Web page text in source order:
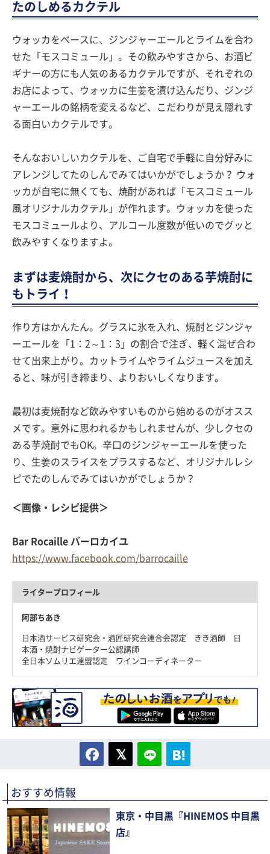
たのしめるカクテル
ウォッカをベースに、ジンジャーエールとライムを合わ
せた「モスコミュール」。その飲みやすさから、お酒ビ
ギナーの方にも人気のあるカクテルですが、それぞれの
お店によって、ウォッカに生姜を漬け込んだり、ジンジ
ャーエールの銘柄を変えるなど、こだわりが見え隠れす
る面白いカクテルです。
そんなおいしいカクテルを、ご自宅で手軽に自分好みに
アレンジしてたのしんでみてはいかがでしょうか？ ウォ
ッカが自宅に無くても、焼酎があれば「モスコミュール
風オリジナルカクテル」が作れます。ウォッカを使った
モスコミュールより、アルコール度数が低いのでグッと
飲みやすくなりますよ。
まずは麦焼酎から、次にクセのある芋焼酎に
もトライ！
作り方はかんたん。グラスに氷を入れ、焼酎とジンジャ
ーエールを「1：2～1：3」の割合で注ぎ、軽く混ぜ合わ
せて出来上がり。カットライムやライムジュースを加え
ると、味が引き締まり、よりおいしくなります。
最初は麦焼酎など飲みやすいものから始めるのがオスス
メです。意外に思われるかもしれませんが、少しクセの
ある芋焼酎でもOK。辛口のジンジャーエールを使った
り、生姜のスライスをプラスするなど、オリジナルレシ
ピでたのしんでみてはいかがでしょうか？
＜画像・レシピ提供＞
Bar Rocaille バーロカイユ
https://www.facebook.com/barrocaille
ライタープロフィール
阿部ちあき
日本酒サービス研究会・酒匠研究会連合会認定 きき酒師 日
本酒・焼酎ナビゲーター公認講師
全日本ソムリエ連盟認定 ワインコーディネーター
おすすめ情報
東京・中目黒『HINEMOS 中目黒
店』